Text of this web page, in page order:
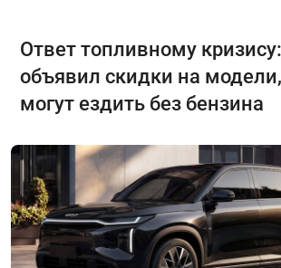
Ответ топливному
объявил скидки на
могут ездить без бензина